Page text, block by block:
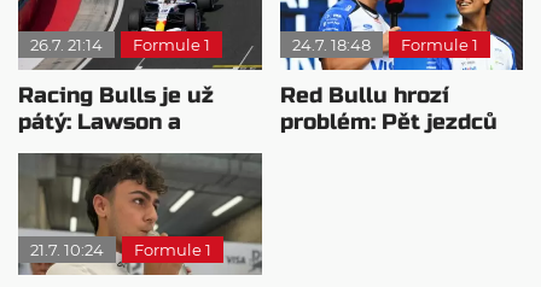
26.7. 21:14 Formule 1
Racing Bulls je už
pátý: Lawson a
Lindblad znovu zářili
24.7. 18:48 Formule 1
Red Bullu hrozí
problém: Pět jezdců
21.7. 10:24 Formule 1